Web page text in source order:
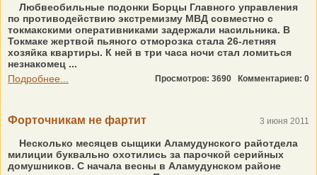
Любвеобильные подонки Борцы Главного управления
по противодействию экстремизму МВД совместно с
токмакскими оперативниками задержали насильника. В
Токмаке жертвой пьяного отморозка стала 26-летняя
хозяйка квартиры. К ней в три часа ночи стал ломиться
незнакомец ...
Подробнее...
Просмотров: 3690 Комментариев: 0
Форточникам не фартит 3 июня 2011
Несколько месяцев сыщики Аламудунского райотдела
милиции буквально охотились за парочкой серийных
домушников. С начала весны в Аламудунском районе